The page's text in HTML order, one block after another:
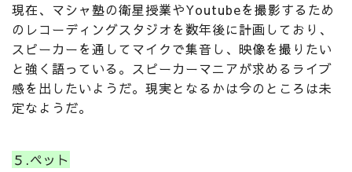
現在、マシャ塾の衛星授業やYoutubeを撮影するため
のレコーディングスタジオを数年後に計画しており、
スピーカーを通してマイクで集音し、映像を撮りたい
と強く語っている。スピーカーマニアが求めるライブ
感を出したいようだ。現実となるかは今のところは未
定なようだ。
５.ペット